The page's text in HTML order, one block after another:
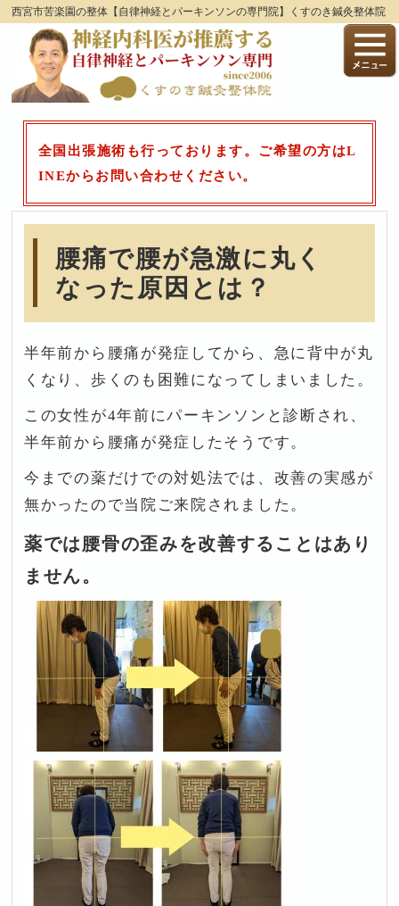
西宮市苦楽園の整体【自律神経とパーキンソンの専門院】くすのき鍼灸整体院
全国出張施術も行っております。ご希望の方はL
INEからお問い合わせください。
腰痛で腰が急激に丸く
なった原因とは？
半年前から腰痛が発症してから、急に背中が丸
くなり、歩くのも困難になってしまいました。
この女性が4年前にパーキンソンと診断され、
半年前から腰痛が発症したそうです。
今までの薬だけでの対処法では、改善の実感が
無かったので当院ご来院されました。
薬では腰骨の歪みを改善することはあり
ません。